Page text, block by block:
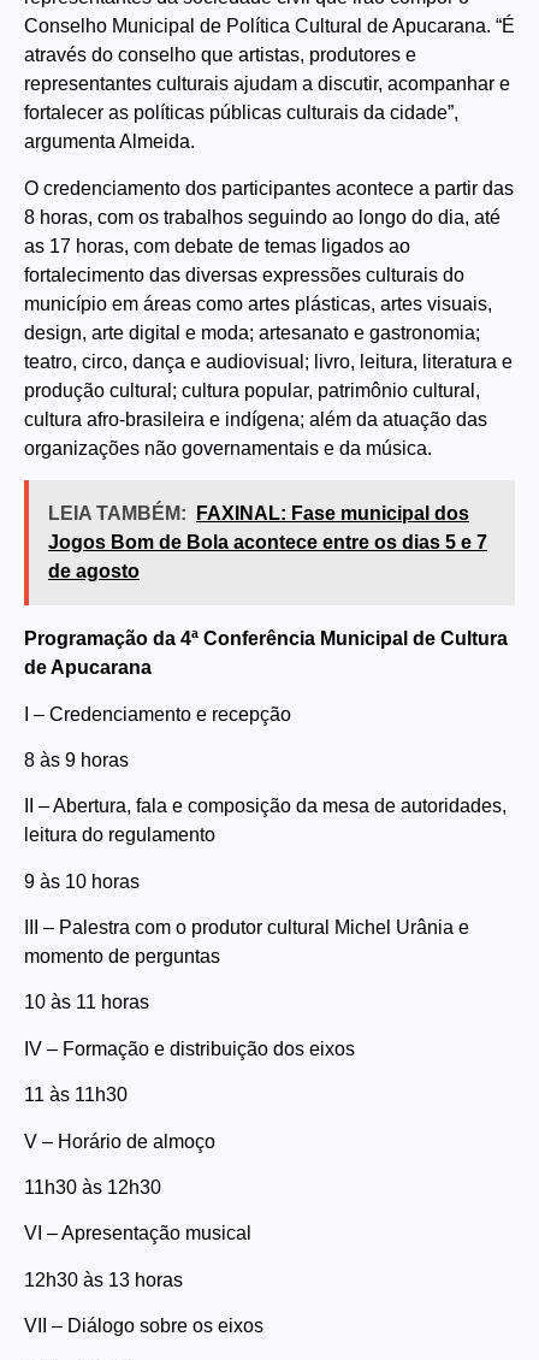
Conselho Municipal de Política Cultural de Apucarana. “É
através do conselho que artistas, produtores e
representantes culturais ajudam a discutir, acompanhar e
fortalecer as políticas públicas culturais da cidade”,
argumenta Almeida.
O credenciamento dos participantes acontece a partir das
8 horas, com os trabalhos seguindo ao longo do dia, até
as 17 horas, com debate de temas ligados ao
fortalecimento das diversas expressões culturais do
município em áreas como artes plásticas, artes visuais,
design, arte digital e moda; artesanato e gastronomia;
teatro, circo, dança e audiovisual; livro, leitura, literatura e
produção cultural; cultura popular, patrimônio cultural,
cultura afro-brasileira e indígena; além da atuação das
organizações não governamentais e da música.
LEIA TAMBÉM:
FAXINAL: Fase municipal dos
Jogos Bom de Bola acontece entre os dias 5 e 7
de agosto
Programação da 4ª Conferência Municipal de Cultura
de Apucarana
I – Credenciamento e recepção
8 às 9 horas
II – Abertura, fala e composição da mesa de autoridades,
leitura do regulamento
9 às 10 horas
III – Palestra com o produtor cultural Michel Urânia e
momento de perguntas
10 às 11 horas
IV – Formação e distribuição dos eixos
11 às 11h30
V – Horário de almoço
11h30 às 12h30
VI – Apresentação musical
12h30 às 13 horas
VII – Diálogo sobre os eixos